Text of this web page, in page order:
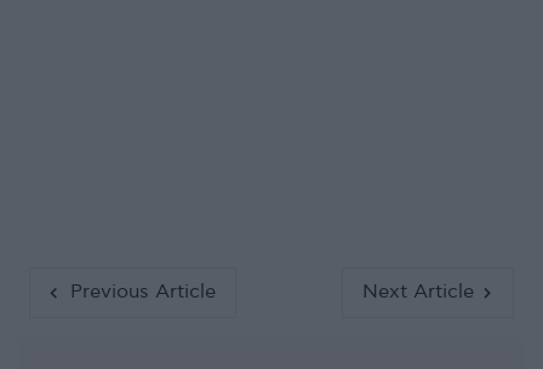
Previous Article Next Article